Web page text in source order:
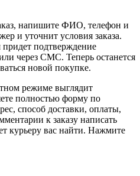
напишите ФИО, телефон и
и уточнит условия заказа.
придет подтверждение
через СМС. Теперь останется
новой покупке.
режиме выглядит
полностью форму по
способ доставки, оплаты,
к заказу написать
курьеру вас найти. Нажмите